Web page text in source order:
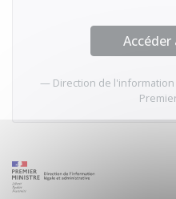
Direction de l'information